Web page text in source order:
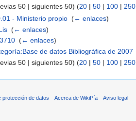
50 | siguientes 50) (20 | 50 | 100 | 250
- Ministerio propio (← enlaces)
(← enlaces)
(← enlaces)
de datos Bibliográfica de 2007
50 | siguientes 50) (20 | 50 | 100 | 250
protección de datos Acerca de WikiPía Aviso legal